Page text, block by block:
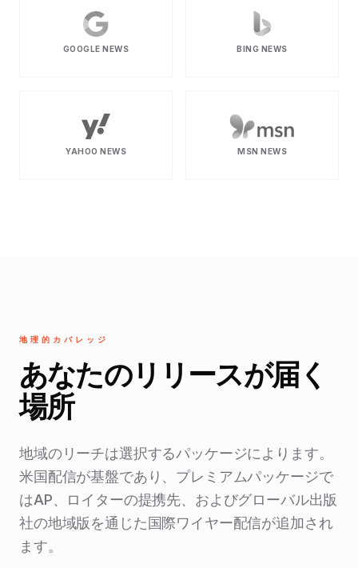
GOOGLE NEWS BING NEWS
YAHOO NEWS MSN NEWS
地理的カバレッジ
あなたのリリースが届く
場所
地域のリーチは選択するパッケージによります。
米国配信が基盤であり、プレミアムパッケージで
はAP、ロイターの提携先、およびグローバル出版
社の地域版を通じた国際ワイヤー配信が追加され
ます。